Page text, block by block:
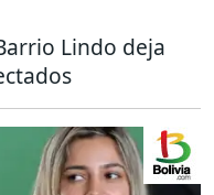
Lindo deja